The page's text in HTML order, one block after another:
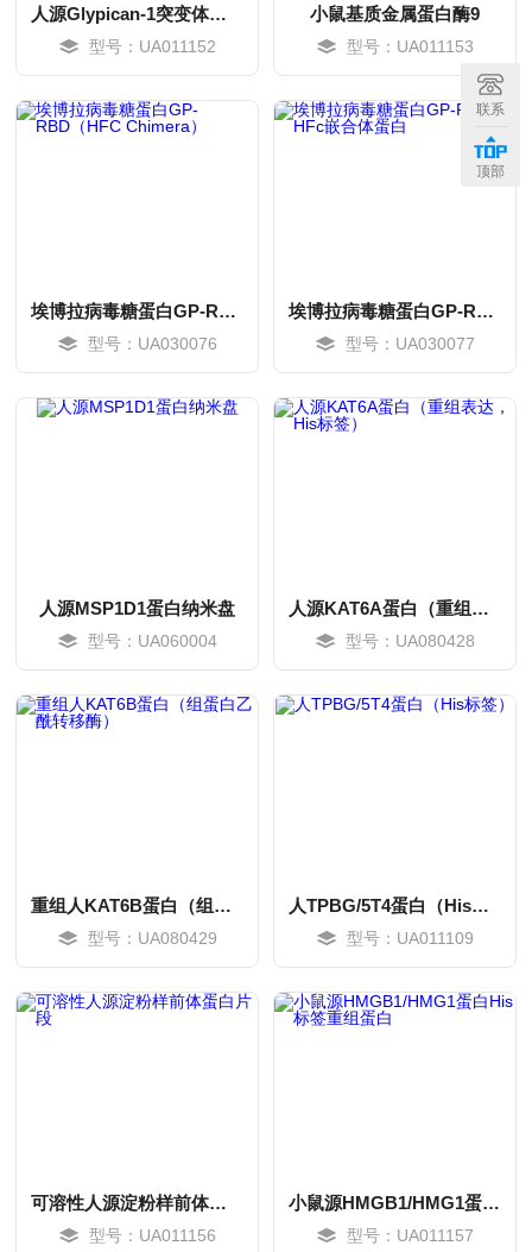
人源Glypican-1突变体蛋白
型号：UA011152
小鼠基质金属蛋白酶9
型号：UA011153
埃博拉病毒糖蛋白GP-RBD（HFC Chimera）
型号：UA030076
埃博拉病毒糖蛋白GP-RBD-HFc嵌合体蛋白
型号：UA030077
人源MSP1D1蛋白纳米盘
型号：UA060004
人源KAT6A蛋白（重组表达，His标签）
型号：UA080428
重组人KAT6B蛋白（组蛋白乙酰转移酶）
型号：UA080429
人TPBG/5T4蛋白（His标签）
型号：UA011109
可溶性人源淀粉样前体蛋白片段
型号：UA011156
小鼠源HMGB1/HMG1蛋白His标签重组蛋白
型号：UA011157
联系
顶部